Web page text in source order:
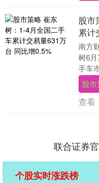
股市
累计
南方
树6
手车
3%，
股市
查看
联合证券
个股实时涨跌榜